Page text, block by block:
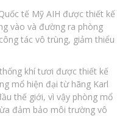
tế Mỹ AIH được thiết kế
vào và đường ra phòng
tác vô trùng, giảm thiểu
khí tươi được thiết kế
mổ hiện đại từ hãng Karl
thế giới, vì vậy phòng mổ
đảm bảo môi trường vô